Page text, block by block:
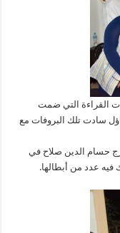
القراءة التي ضمت
سادت تلك البروفات مع
حسام الدين صلاح في
فيه عدد من أبطالها.